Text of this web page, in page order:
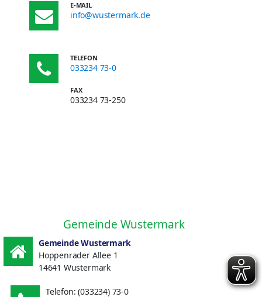
E-MAIL
info@wustermark.de
TELEFON
033234 73-0
FAX
033234 73-250
Gemeinde Wustermark
Gemeinde Wustermark
Hoppenrader Allee 1
14641 Wustermark
Telefon: (033234) 73-0